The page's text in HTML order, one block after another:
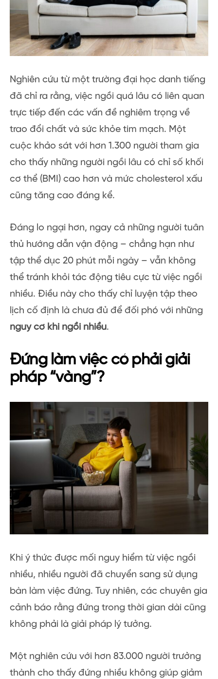
Nghiên cứu từ một trường đại học danh tiếng
đã chỉ ra rằng, việc ngồi quá lâu có liên quan
trực tiếp đến các vấn đề nghiêm trọng về
trao đổi chất và sức khỏe tim mạch. Một
cuộc khảo sát với hơn 1.300 người tham gia
cho thấy những người ngồi lâu có chỉ số khối
cơ thể (BMI) cao hơn và mức cholesterol xấu
cũng tăng cao đáng kể.
Đáng lo ngại hơn, ngay cả những người tuân
thủ hướng dẫn vận động – chẳng hạn như
tập thể dục 20 phút mỗi ngày – vẫn không
thể tránh khỏi tác động tiêu cực từ việc ngồi
nhiều. Điều này cho thấy chỉ luyện tập theo
lịch cố định là chưa đủ để đối phó với những
nguy cơ khi ngồi nhiều.
Đứng làm việc có phải giải
pháp “vàng”?
Khi ý thức được mối nguy hiểm từ việc ngồi
nhiều, nhiều người đã chuyển sang sử dụng
bàn làm việc đứng. Tuy nhiên, các chuyên gia
cảnh báo rằng đứng trong thời gian dài cũng
không phải là giải pháp lý tưởng.
Một nghiên cứu với hơn 83.000 người trưởng
thành cho thấy đứng nhiều không giúp giảm